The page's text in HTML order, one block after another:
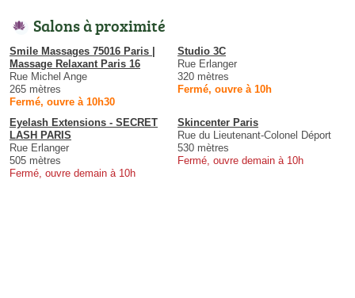
Salons à proximité
Smile Massages 75016 Paris |
Massage Relaxant Paris 16
Rue Michel Ange
265 mètres
Fermé, ouvre à 10h30
Studio 3C
Rue Erlanger
320 mètres
Fermé, ouvre à 10h
Eyelash Extensions - SECRET
LASH PARIS
Rue Erlanger
505 mètres
Fermé, ouvre demain à 10h
Skincenter Paris
Rue du Lieutenant-Colonel Déport
530 mètres
Fermé, ouvre demain à 10h